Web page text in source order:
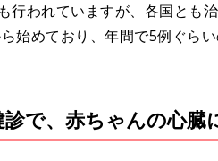
行われていますが、各国とも
始めており、年間で5例ぐら
で、赤ちゃんの心臓